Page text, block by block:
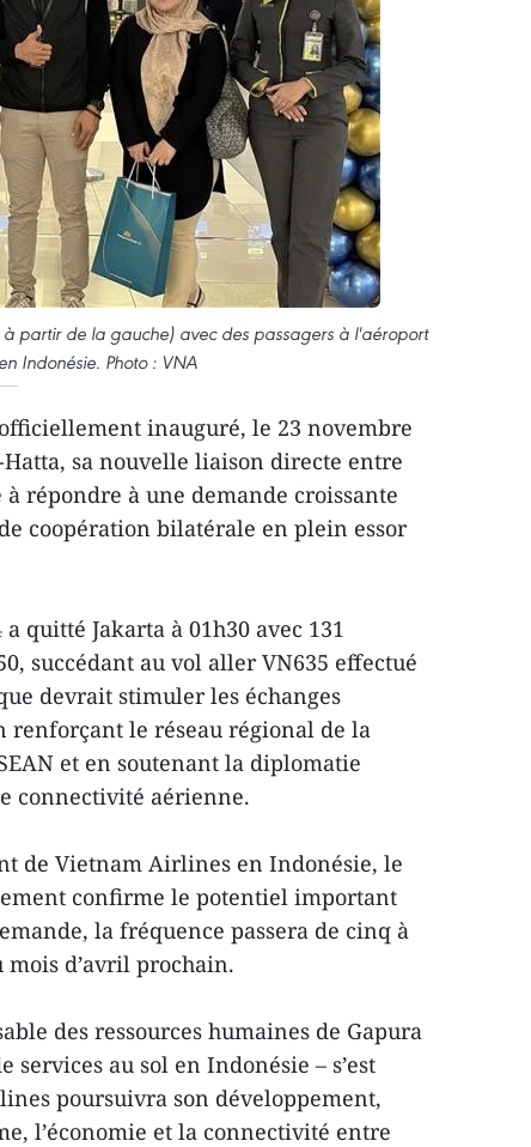
partir de la gauche) avec des passagers à l'aéroport
Indonésie. Photo : VNA
inauguré, le 23 novembre
sa nouvelle liaison directe entre
répondre à une demande croissante
coopération bilatérale en plein essor
quitté Jakarta à 01h30 avec 131
succédant au vol aller VN635 effectué
devrait stimuler les échanges
renforçant le réseau régional de la
et en soutenant la diplomatie
connectivité aérienne.
de Vietnam Airlines en Indonésie, le
confirme le potentiel important
la fréquence passera de cinq à
d’avril prochain.
des ressources humaines de Gapura
au sol en Indonésie – s’est
poursuivra son développement,
l’économie et la connectivité entre